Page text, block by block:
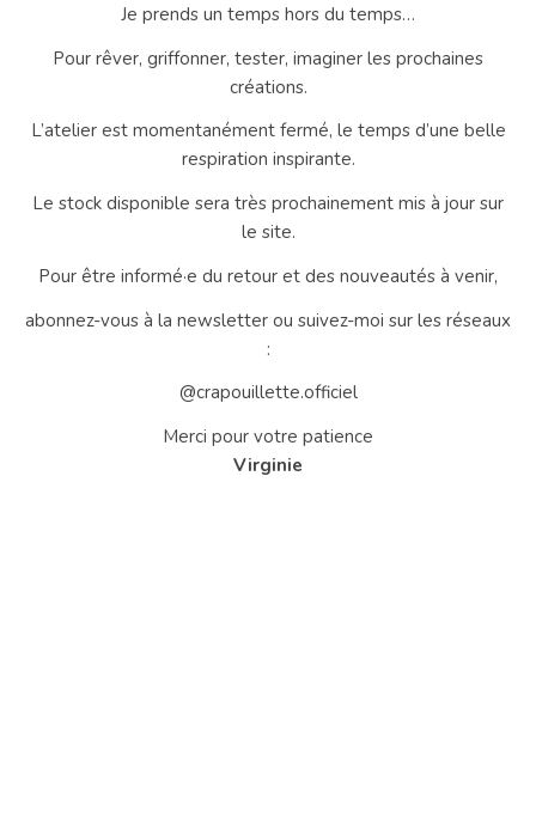
Je prends un temps hors du temps…
Pour rêver, griffonner, tester, imaginer les prochaines
créations.
L’atelier est momentanément fermé, le temps d’une belle
respiration inspirante.
Le stock disponible sera très prochainement mis à jour sur
le site.
Pour être informé·e du retour et des nouveautés à venir,
abonnez-vous à la newsletter ou suivez-moi sur les réseaux
:
@crapouillette.officiel
Merci pour votre patience
Virginie